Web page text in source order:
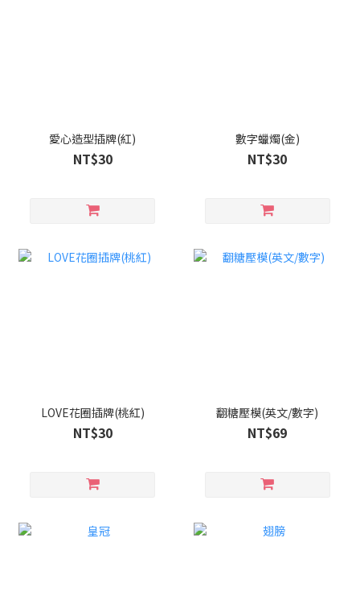
愛心造型插牌(紅)
NT$30
數字蠟燭(金)
NT$30
LOVE花圈插牌(桃紅)
NT$30
翻糖壓模(英文/數字)
NT$69